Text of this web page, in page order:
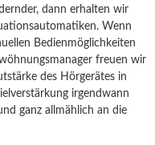
dann erhalten wir
Wenn
Bedienmöglichkeiten
freuen wir
des Hörgerätes in
irgendwann
ganz allmählich an die